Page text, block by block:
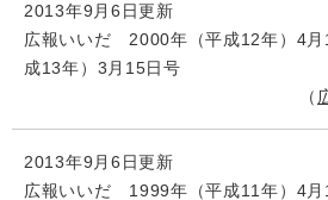
2013年9月6日更新
広報いいだ 2000年（平成12年）4月
成13年）3月15日号
2013年9月6日更新
広報いいだ 1999年（平成11年）4月